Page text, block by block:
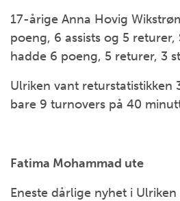
17-årige Anna Hovig
poeng, 6 assists og 5 returer,
hadde 6 poeng, 5 returer, 3
Ulriken vant returstatistikken
bare 9 turnovers på 40
Fatima Mohammad ute
Eneste dårlige nyhet i Ulriken